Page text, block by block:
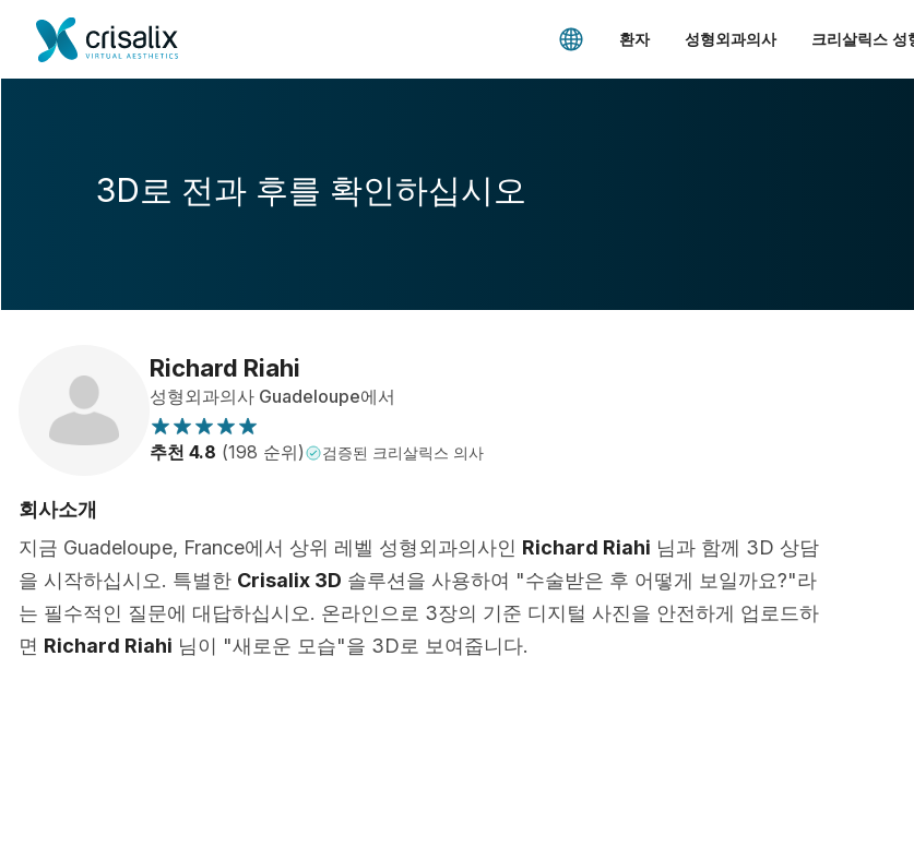
환자 성형외과의사 크리살릭스 성
3D로 전과 후를 확인하십시오
Richard Riahi
성형외과의사 Guadeloupe에서
추천 4.8 (198 순위) 검증된 크리살릭스 의사
회사소개
지금 Guadeloupe, France에서 상위 레벨 성형외과의사인 Richard Riahi 님과 함께 3D 상담
을 시작하십시오. 특별한 Crisalix 3D 솔루션을 사용하여 "수술받은 후 어떻게 보일까요?"라
는 필수적인 질문에 대답하십시오. 온라인으로 3장의 기준 디지털 사진을 안전하게 업로드하
면 Richard Riahi 님이 "새로운 모습"을 3D로 보여줍니다.